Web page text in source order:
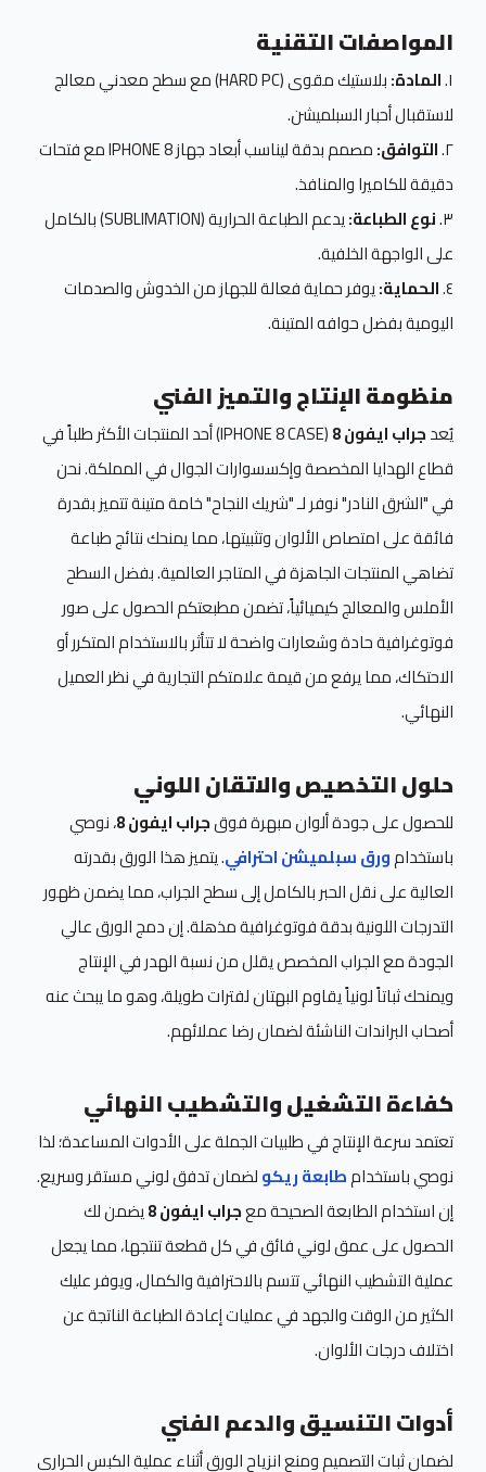
المواصفات التقنية
١. المادة:
بلاستيك مقوى (HARD PC) مع سطح معدني معالج
لاستقبال أحبار السبلميشن.
٢. التوافق:
مصمم بدقة ليناسب أبعاد جهاز IPHONE 8 مع فتحات
دقيقة للكاميرا والمنافذ.
٣. نوع الطباعة:
يدعم الطباعة الحرارية (SUBLIMATION) بالكامل
على الواجهة الخلفية.
٤. الحماية:يوفر حماية فعالة للجهاز من الخدوش والصدمات
اليومية بفضل حوافه المتينة.
منظومة الإنتاج والتميز الفني
يُعدجراب ايفون 8
(IPHONE 8 CASE) أحد المنتجات الأكثر طلباً في
قطاع الهدايا المخصصة وإكسسوارات الجوال في المملكة. نحن
في "الشرق النادر" نوفر لـ "شريك النجاح" خامة متينة تتميز بقدرة
فائقة على امتصاص الألوان وتثبيتها، مما يمنحك نتائج طباعة
تضاهي المنتجات الجاهزة في المتاجر العالمية. بفضل السطح
الأملس والمعالج كيميائياً، تضمن مطبعتكم الحصول على صور
فوتوغرافية حادة وشعارات واضحة لا تتأثر بالاستخدام المتكرر أو
الاحتكاك، مما يرفع من قيمة علامتكم التجارية في نظر العميل
النهائي.
حلول التخصيص والاتقان اللوني
للحصول على جودة ألوان مبهرة فوقجراب ايفون 8 ، نوصي
باستخدامورق سبلميشن احترافي. يتميز هذا الورق بقدرته
العالية على نقل الحبر بالكامل إلى سطح الجراب، مما يضمن ظهور
التدرجات اللونية بدقة فوتوغرافية مذهلة. إن دمج الورق عالي
الجودة مع الجراب المخصص يقلل من نسبة الهدر في الإنتاج
ويمنحك ثباتاً لونياً يقاوم البهتان لفترات طويلة، وهو ما يبحث عنه
أصحاب البراندات الناشئة لضمان رضا عملائهم.
كفاءة التشغيل والتشطيب النهائي
تعتمد سرعة الإنتاج في طلبيات الجملة على الأدوات المساعدة؛ لذا
نوصي باستخدامطابعة ريكولضمان تدفق لوني مستقر وسريع.
إن استخدام الطابعة الصحيحة معجراب ايفون 8 يضمن لك
الحصول على عمق لوني فائق في كل قطعة تنتجها، مما يجعل
عملية التشطيب النهائي تتسم بالاحترافية والكمال، ويوفر عليك
الكثير من الوقت والجهد في عمليات إعادة الطباعة الناتجة عن
اختلاف درجات الألوان.
أدوات التنسيق والدعم الفني
لضمان ثبات التصميم ومنع انزياح الورق أثناء عملية الكبس الحراري